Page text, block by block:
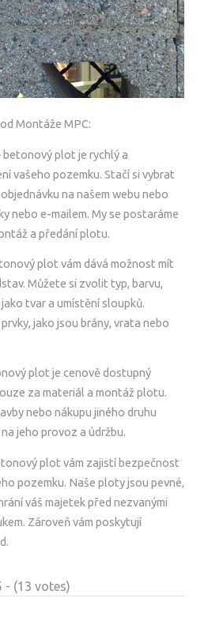
Montáže MPC:
plot je rychlý a
vašeho pozemku. Stačí si vybrat
na našem webu nebo
nebo e-mailem. My se postaráme
a předání plotu.
plot vám dává možnost mít
Můžete si zvolit typ, barvu,
tvar a umístění sloupků.
jako jsou brány, vrata nebo
plot je cenově dostupný
za materiál a montáž plotu.
nebo nákupu jiného druhu
jeho provoz a údržbu.
plot vám zajistí bezpečnost
pozemku. Naše ploty jsou pevné,
váš majetek před nezvanými
Zároveň vám poskytují
- (13 votes)